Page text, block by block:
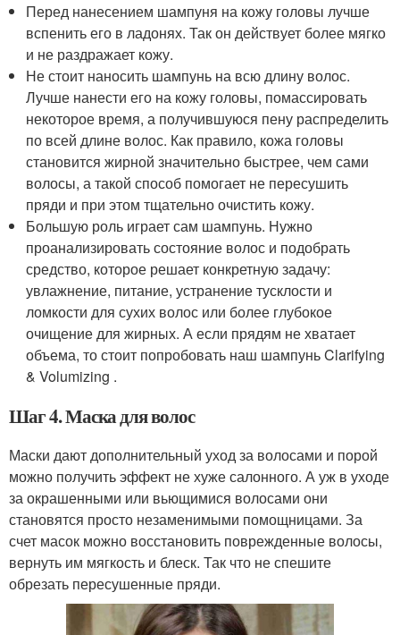
Перед нанесением шампуня на кожу головы лучше
вспенить его в ладонях. Так он действует более мягко
и не раздражает кожу.
Не стоит наносить шампунь на всю длину волос.
Лучше нанести его на кожу головы, помассировать
некоторое время, а получившуюся пену распределить
по всей длине волос. Как правило, кожа головы
становится жирной значительно быстрее, чем сами
волосы, а такой способ помогает не пересушить
пряди и при этом тщательно очистить кожу.
Большую роль играет сам шампунь. Нужно
проанализировать состояние волос и подобрать
средство, которое решает конкретную задачу:
увлажнение, питание, устранение тусклости и
ломкости для сухих волос или более глубокое
очищение для жирных. А если прядям не хватает
объема, то стоит попробовать наш шампунь Clarifying
& Volumizing .
Шаг 4. Маска для волос
Маски дают дополнительный уход за волосами и порой
можно получить эффект не хуже салонного. А уж в уходе
за окрашенными или вьющимися волосами они
становятся просто незаменимыми помощницами. За
счет масок можно восстановить поврежденные волосы,
вернуть им мягкость и блеск. Так что не спешите
обрезать пересушенные пряди.